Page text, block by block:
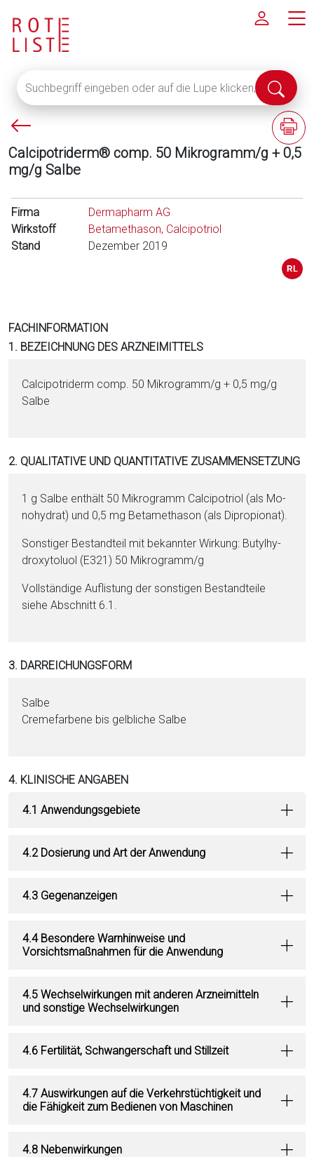
eingeben
oder
auf
die
Lupe
klicken,
um
alle
Fachinformationen
anzuzeigen
Suche
P
e
i
l
i
n
Calcipotriderm® comp. 50 Mikrogramm/g + 0,5
mg/g Salbe
F
a
c
r
m
F
Firma
Dermapharm AG
Wirkstoff
Betamethason, Calcipotriol
Stand
Dezember 2019
FACHINFORMATION
1. BEZEICHNUNG DES ARZNEIMITTELS
Calcipotriderm comp. 50 Mi­kro­gramm/g + 0,5 mg/g
Salbe
2. QUALITATIVE UND QUANTITATIVE ZUSAMMENSETZUNG
1 g Salbe enthält 50 Mi­kro­gramm Cal­ci­po­triol (als Mo­
no­hy­drat) und 0,5 mg Be­ta­me­tha­son (als Dipro­pio­nat).
Sonstiger Be­stand­teil mit bekannter Wirkung: Bu­tyl­hy­
dro­xy­tolu­ol (E321) 50 Mi­kro­gramm/g
Vollständige Auflistung der sonstigen Be­stand­tei­le
siehe Abschnitt 6.1.
3. DARREICHUNGSFORM
Salbe
Cremefarbene bis gelbliche Salbe
4. KLINISCHE ANGABEN
4.1 Anwendungsgebiete
4.2 Dosierung und Art der Anwendung
4.3 Gegenanzeigen
4.4 Besondere Warnhinweise und
Vorsichtsmaßnahmen für die Anwendung
4.5 Wechselwirkungen mit anderen Arzneimitteln
und sonstige Wechselwirkungen
4.6 Fertilität, Schwangerschaft und Stillzeit
4.7 Auswirkungen auf die Verkehrstüchtigkeit und
die Fähigkeit zum Bedienen von Maschinen
4.8 Nebenwirkungen